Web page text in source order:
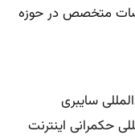
قضات متخصص در حوزه
سایبری
حکمرانی اینترنت